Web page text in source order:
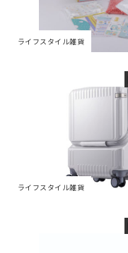
ライフスタイル雑貨
ライフスタイル雑貨